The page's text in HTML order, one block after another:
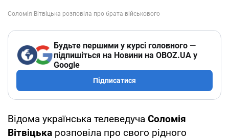
Будьте першими у курсі головного —
підпишіться на Новини на OBOZ.UA у
Google
Підписатися
Відома українська телеведуча Соломія
Вітвіцька розповіла про свого рідного